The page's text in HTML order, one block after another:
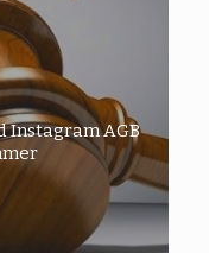
Instagram AGB